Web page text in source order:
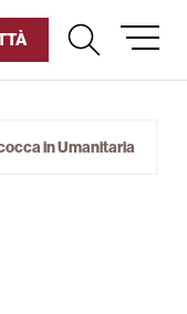
in Umanitaria